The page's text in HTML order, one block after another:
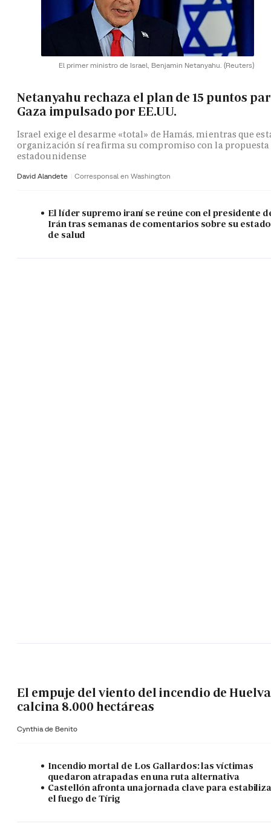
El primer ministro de Israel, Benjamin Netanyahu. (Reuters)
Netanyahu rechaza el plan de 15 puntos
Gaza impulsado por EE.UU.
Israel exige el desarme «total» de Hamás, mientras que
organización sí reafirma su compromiso con la propuesta
estadounidense
David Alandete Corresponsal en Washington
El líder supremo iraní se reúne con el presidente
Irán tras semanas de comentarios sobre su estado
de salud
El empuje del viento del incendio de Huelva
calcina 8.000 hectáreas
Cynthia de Benito
Incendio mortal de Los Gallardos: las víctimas
quedaron atrapadas en una ruta alternativa
Castellón afronta una jornada clave para
el fuego de Tírig